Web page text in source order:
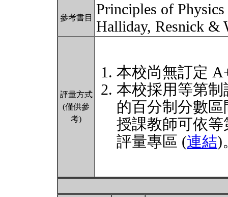
參考書目
Principles of
Halliday, Resnick &
評量方式
(僅供參
考)
本校尚無訂定
本校採用等第
的百分制分數
授課教師可依
評量專區 (連結)